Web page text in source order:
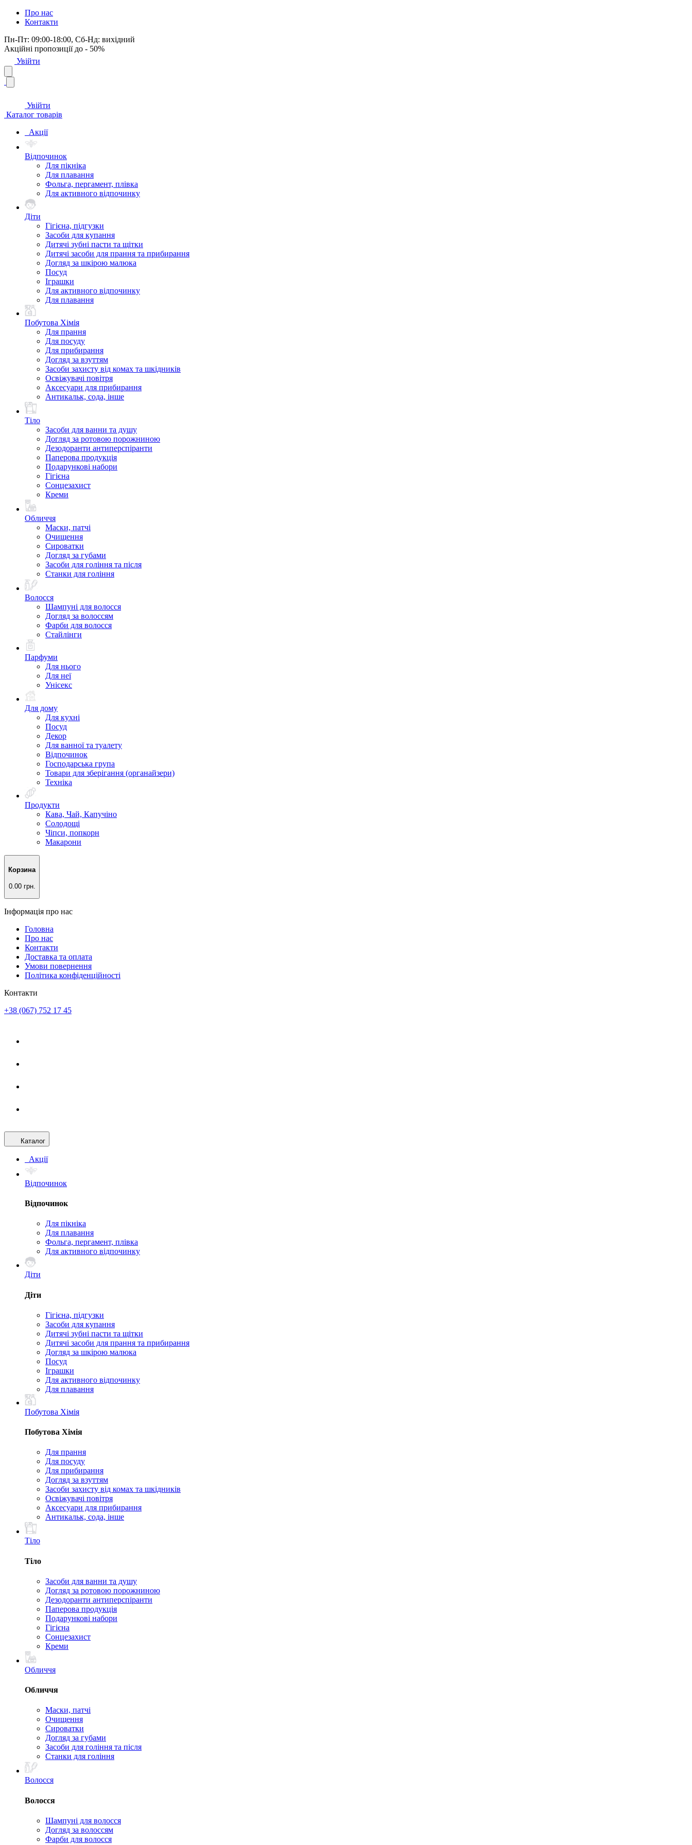
Про нас
Контакти
Пн-Пт: 09:00-18:00, Сб-Нд: вихідний
Акційні пропозиції до - 50%
Увійти
Увійти
Каталог товарів
Акції
Відпочинок
Для пікніка
Для плавання
Фольга, пергамент, плівка
Для активного відпочинку
Діти
Гігієна, підгузки
Засоби для купання
Дитячі зубні пасти та щітки
Дитячі засоби для прання та прибирання
Догляд за шкірою малюка
Посуд
Іграшки
Для активного відпочинку
Для плавання
Побутова Хімія
Для прання
Для посуду
Для прибирання
Догляд за взуттям
Засоби захисту від комах та шкідників
Освіжувачі повітря
Аксесуари для прибирання
Антикальк, сода, інше
Тіло
Засоби для ванни та душу
Догляд за ротовою порожниною
Дезодоранти антиперспіранти
Паперова продукція
Подарункові набори
Гігієна
Сонцезахист
Креми
Обличчя
Маски, патчі
Очищення
Сироватки
Догляд за губами
Засоби для гоління та після
Станки для гоління
Волосся
Шампуні для волосся
Догляд за волоссям
Фарби для волосся
Стайлінги
Парфуми
Для нього
Для неї
Унісекс
Для дому
Для кухні
Посуд
Декор
Для ванної та туалету
Відпочинок
Господарська група
Товари для зберігання (органайзери)
Техніка
Продукти
Кава, Чай, Капучіно
Солодощі
Чіпси, попкорн
Макарони
Корзина
0.00 грн.
Інформація про нас
Головна
Про нас
Контакти
Доставка та оплата
Умови повернення
Політика конфіденційності
Контакти
+38 (067) 752 17 45
Каталог
Акції
Відпочинок
Відпочинок
Для пікніка
Для плавання
Фольга, пергамент, плівка
Для активного відпочинку
Діти
Діти
Гігієна, підгузки
Засоби для купання
Дитячі зубні пасти та щітки
Дитячі засоби для прання та прибирання
Догляд за шкірою малюка
Посуд
Іграшки
Для активного відпочинку
Для плавання
Побутова Хімія
Побутова Хімія
Для прання
Для посуду
Для прибирання
Догляд за взуттям
Засоби захисту від комах та шкідників
Освіжувачі повітря
Аксесуари для прибирання
Антикальк, сода, інше
Тіло
Тіло
Засоби для ванни та душу
Догляд за ротовою порожниною
Дезодоранти антиперспіранти
Паперова продукція
Подарункові набори
Гігієна
Сонцезахист
Креми
Обличчя
Обличчя
Маски, патчі
Очищення
Сироватки
Догляд за губами
Засоби для гоління та після
Станки для гоління
Волосся
Волосся
Шампуні для волосся
Догляд за волоссям
Фарби для волосся